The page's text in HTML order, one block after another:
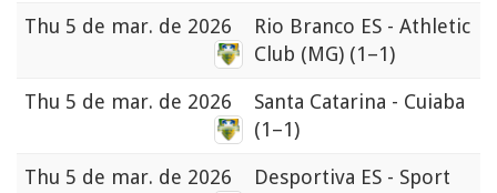
Thu 5 de mar. de 2026
Rio Branco ES - Athletic
Club (MG) (1–1)
Thu 5 de mar. de 2026
Santa Catarina - Cuiaba
(1–1)
Thu 5 de mar. de 2026 Desportiva ES - Sport